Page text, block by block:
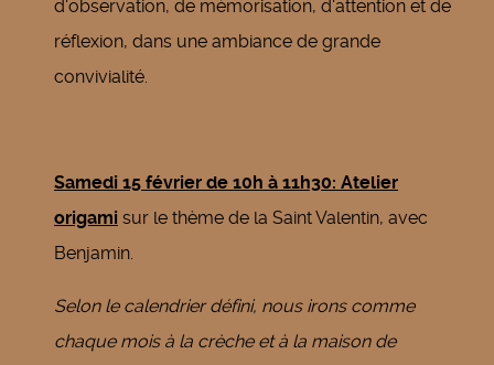
d'observation, de mémorisation, d'attention et de
réflexion, dans une ambiance de grande
convivialité.
Samedi 15 février de 10h à 11h30: Atelier
origami sur le thème de la Saint Valentin, avec
Benjamin.
Selon le calendrier défini, nous irons comme
chaque mois à la crèche et à la maison de